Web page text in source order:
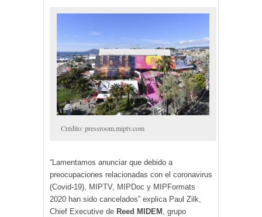
Crédito: pressroom.miptv.com
“Lamentamos anunciar que debido a
preocupaciones relacionadas con el coronavirus
(Covid-19), MIPTV, MIPDoc y MIPFormats
2020 han sido cancelados” explica Paul Zilk,
Chief Executive de Reed MIDEM , grupo